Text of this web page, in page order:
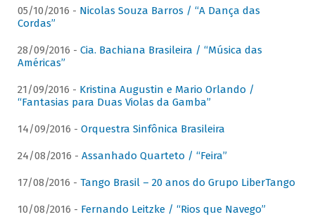
05/10/2016 - Nicolas Souza Barros / “A Dança das
Cordas”
28/09/2016 - Cia. Bachiana Brasileira / “Música das
Américas”
21/09/2016 - Kristina Augustin e Mario Orlando /
“Fantasias para Duas Violas da Gamba”
14/09/2016 - Orquestra Sinfônica Brasileira
24/08/2016 - Assanhado Quarteto / “Feira”
17/08/2016 - Tango Brasil – 20 anos do Grupo LiberTango
10/08/2016 - Fernando Leitzke / “Rios que Navego”